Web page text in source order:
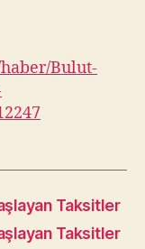
Bulut-
Taksitler
Taksitler